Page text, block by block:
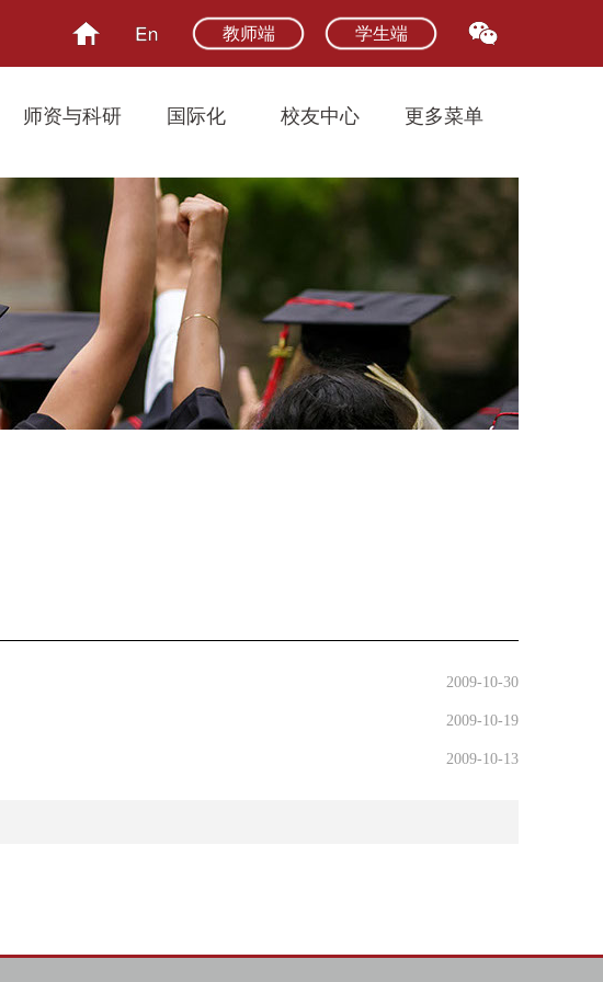
教师端 学生端
师资与科研 国际化 校友中心 更多菜单
2009-10-30
2009-10-19
2009-10-13